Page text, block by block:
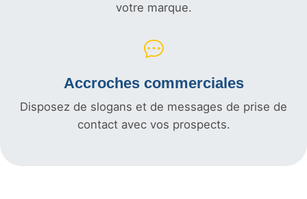
votre marque.
Accroches commerciales
Disposez de slogans et de messages de prise de
contact avec vos prospects.